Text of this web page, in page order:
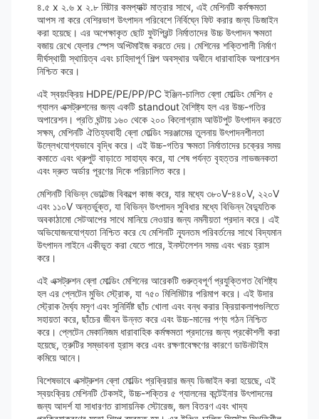
৪.৫ x ২.৬ x ২.৮ মিটার কমপ্যাক্ট মাত্রার সাথে, এই মেশিনটি কর্মক্ষমতা
আপস না করে বেশিরভাগ উৎপাদন পরিবেশে নির্বিঘ্নে ফিট করার জন্য ডিজাইন
করা হয়েছে। এর অপেক্ষাকৃত ছোট ফুটপ্রিন্ট নির্মাতাদের উচ্চ উৎপাদন ক্ষমতা
বজায় রেখে ফ্লোর স্পেস অপ্টিমাইজ করতে দেয়। মেশিনের শক্তিশালী নির্মাণ
দীর্ঘস্থায়ী স্থায়িত্ব এবং চাহিদাপূর্ণ শিল্প অবস্থার অধীনে ধারাবাহিক অপারেশন
নিশ্চিত করে।
এই স্বয়ংক্রিয় HDPE/PE/PP/PC ইঞ্জিন-চালিত ব্লো মোল্ডিং মেশিন ৫
গ্যালন এক্সট্রুশনের জন্য একটি standout বৈশিষ্ট্য হল এর উচ্চ-গতির
অপারেশন। প্রতি ঘন্টায় ১৬০ থেকে ২০০ কিলোগ্রাম আউটপুট উৎপাদন করতে
সক্ষম, মেশিনটি ঐতিহ্যবাহী ব্লো মোল্ডিং সরঞ্জামের তুলনায় উৎপাদনশীলতা
উল্লেখযোগ্যভাবে বৃদ্ধি করে। এই উচ্চ-গতির ক্ষমতা নির্মাতাদের চক্রের সময়
কমাতে এবং থ্রুপুট বাড়াতে সাহায্য করে, যা শেষ পর্যন্ত বৃহত্তর লাভজনকতা
এবং দ্রুত অর্ডার পূরণের দিকে পরিচালিত করে।
মেশিনটি বিভিন্ন ভোল্টেজ বিকল্পে কাজ করে, যার মধ্যে ৩৮০V-৪৪০V, ২২০V
এবং ১১০V অন্তর্ভুক্ত, যা বিভিন্ন উৎপাদন সুবিধার মধ্যে বিভিন্ন বৈদ্যুতিক
অবকাঠামো সেটআপের সাথে মানিয়ে নেওয়ার জন্য নমনীয়তা প্রদান করে। এই
অভিযোজনযোগ্যতা নিশ্চিত করে যে মেশিনটি ন্যূনতম পরিবর্তনের সাথে বিদ্যমান
উৎপাদন লাইনে একীভূত করা যেতে পারে, ইনস্টলেশন সময় এবং খরচ হ্রাস
করে।
এই এক্সট্রুশন ব্লো মোল্ডিং মেশিনের আরেকটি গুরুত্বপূর্ণ প্রযুক্তিগত বৈশিষ্ট্য
হল এর প্লেটেন মুভিং স্ট্রোক, যা ৭৫০ মিলিমিটার পরিমাপ করে। এই উদার
স্ট্রোক দৈর্ঘ্য মসৃণ এবং সুনির্দিষ্ট ছাঁচ খোলা এবং বন্ধ করার ক্রিয়াকলাপগুলিতে
সহায়তা করে, ছাঁচের জীবন উন্নত করে এবং উচ্চ-মানের পণ্য গঠন নিশ্চিত
করে। প্লেটেন মেকানিজম ধারাবাহিক কর্মক্ষমতা প্রদানের জন্য প্রকৌশলী করা
হয়েছে, ত্রুটির সম্ভাবনা হ্রাস করে এবং রক্ষণাবেক্ষণের কারণে ডাউনটাইম
কমিয়ে আনে।
বিশেষভাবে এক্সট্রুশন ব্লো মোল্ডিং প্রক্রিয়ার জন্য ডিজাইন করা হয়েছে, এই
স্বয়ংক্রিয় মেশিনটি টেকসই, উচ্চ-শক্তির ৫ গ্যালনের কন্টেইনার উৎপাদনের
জন্য আদর্শ যা সাধারণত রাসায়নিক স্টোরেজ, জল বিতরণ এবং খাদ্য